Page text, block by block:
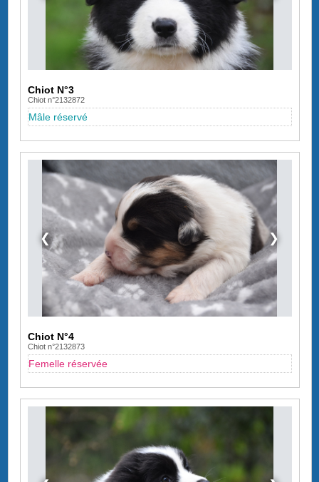
Chiot N°3
Chiot n°2132872
Mâle réservé
❮ ❯
Chiot N°4
Chiot n°2132873
Femelle réservée